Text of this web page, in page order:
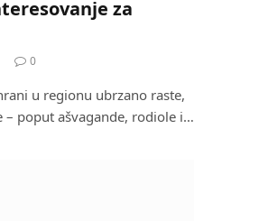
za
0
u regionu ubrzano raste,
– poput ašvagande, rodiole i…